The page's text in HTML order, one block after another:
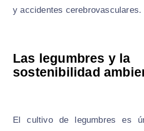
y accidentes cerebrovasculares.
Las legumbres y la
sostenibilidad
El cultivo de legumbres es